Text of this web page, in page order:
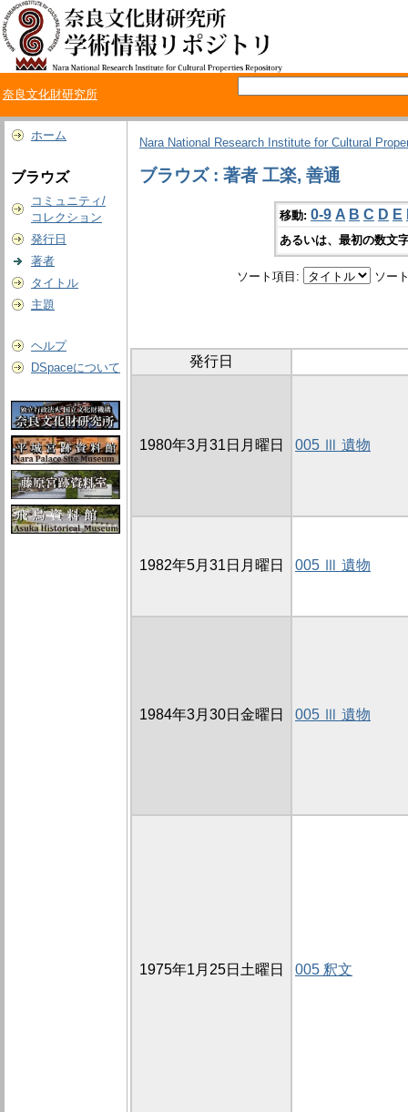
奈良文化財研究所
ホーム
ブラウズ
コミュニティ/
コレクション
発行日
著者
タイトル
主題
ヘルプ
DSpaceについて
Nara National Research Institute for Cultural
ブラウズ : 著者 工楽, 善通
移動: 0-9 A B C D E
あるいは、最初の数文
ソート項目: ソー
発行日
1980年3月31日月曜日 005 Ⅲ 遺物
1982年5月31日月曜日 005 Ⅲ 遺物
1984年3月30日金曜日 005 Ⅲ 遺物
1975年1月25日土曜日 005 釈文